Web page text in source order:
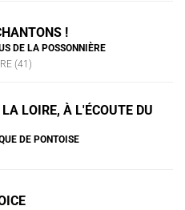
MODERNE
!
DE LA POSSONNIÈRE
(41)
LOIRE, À L'ÉCOUTE DU
DE PONTOISE